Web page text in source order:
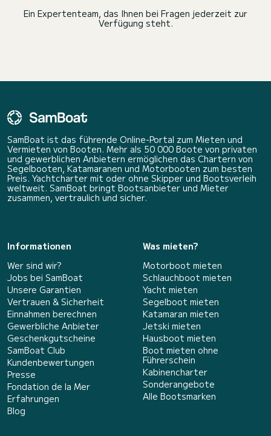
Ein Expertenteam, das Ihnen bei Fragen jederzeit zur
Verfügung steht.
SamBoat ist das führende Online-Portal zum Mieten und
Vermieten von Booten. Mehr als 50 000 Boote von privaten
und gewerblichen Anbietern ermöglichen das Chartern von
Segelbooten, Katamaranen und Motorbooten zum besten
Preis. Yachtcharter mit oder ohne Skipper und Bootsverleih
weltweit. SamBoat bringt Bootsanbieter und Mieter
zusammen, vertraulich und sicher.
Informationen
Wer sind wir?
Jobs bei SamBoat
Unsere Garantien
Vertrauen & Sicherheit
Einnahmen berechnen
Gewerbliche Anbieter
Geschenkgutscheine
SamBoat Club
Kundenbewertungen
Presse
Fondation de la Mer
Erfahrungen
Blog
Was mieten?
Motorboot mieten
Schlauchboot mieten
Yacht mieten
Segelboot mieten
Katamaran mieten
Jetski mieten
Hausboot mieten
Boot mieten ohne
Führerschein
Kabinencharter
Sonderangebote
Alle Bootsmarken